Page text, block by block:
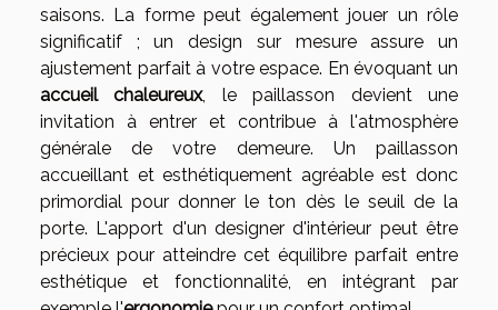
saisons. La forme peut également jouer un rôle
significatif ; un design sur mesure assure un
ajustement parfait à votre espace. En évoquant un
accueil chaleureux, le paillasson devient une
invitation à entrer et contribue à l'atmosphère
générale de votre demeure. Un paillasson
accueillant et esthétiquement agréable est donc
primordial pour donner le ton dès le seuil de la
porte. L'apport d'un designer d'intérieur peut être
précieux pour atteindre cet équilibre parfait entre
esthétique et fonctionnalité, en intégrant par